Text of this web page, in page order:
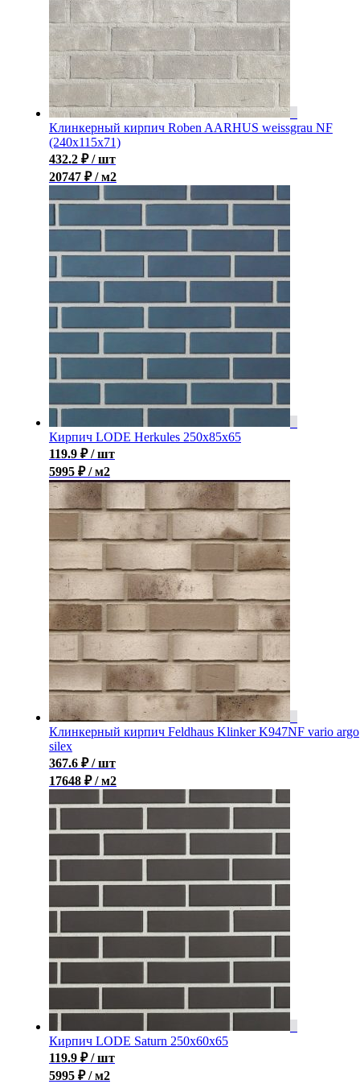
Клинкерный кирпич Roben AARHUS weissgrau NF
(240х115х71)
432.2 ₽ / шт
20747 ₽ / м2
Кирпич LODE Herkules 250x85x65
119.9 ₽ / шт
5995 ₽ / м2
Клинкерный кирпич Feldhaus Klinker K947NF vario argo
silex
367.6 ₽ / шт
17648 ₽ / м2
Кирпич LODE Saturn 250x60x65
119.9 ₽ / шт
5995 ₽ / м2